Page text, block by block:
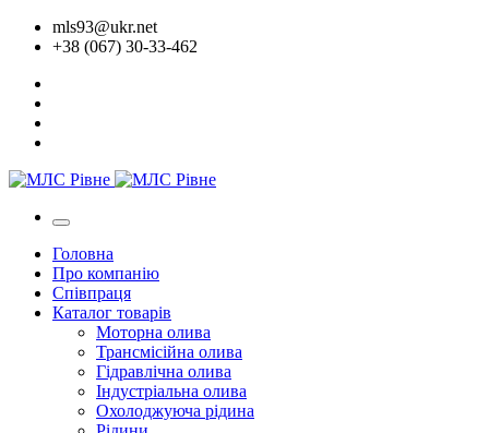
mls93@ukr.net
+38 (067) 30-33-462
Головна
Про компанію
Співпраця
Каталог товарів
Моторна олива
Трансмісійна олива
Гідравлічна олива
Індустріальна олива
Охолоджуюча рідина